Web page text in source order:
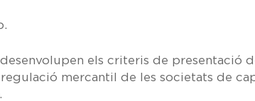
els criteris de presentació
mercantil de les societats de